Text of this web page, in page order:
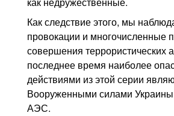
Как следствие этого, мы
провокации и многочисленные
совершения террористических
последнее время наиболее
действиями из этой серии
Вооруженными силами
АЭС.